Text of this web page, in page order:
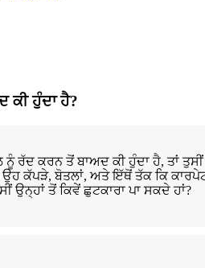
ਕੀ ਹੁੰਦਾ ਹੈ?
ਨੂੰ ਰੱਦ ਕਰਨ ਤੋਂ ਬਾਅਦ ਕੀ ਹੁੰਦਾ ਹੈ, ਤਾਂ
ਕੱਪੜੇ, ਬੋਤਲਾਂ, ਅਤੇ ਇੱਥੋਂ ਤੱਕ ਕਿ
ਤੋਂ ਕਿਵੇਂ ਛੁਟਕਾਰਾ ਪਾ ਸਕਦੇ ਹਾਂ?